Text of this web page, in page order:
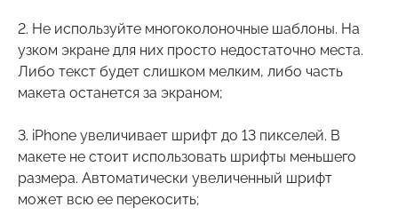
2. Не используйте многоколоночные шаблоны. На
узком экране для них просто недостаточно места.
Либо текст будет слишком мелким, либо часть
макета останется за экраном;
3. iPhone увеличивает шрифт до 13 пикселей. В
макете не стоит использовать шрифты меньшего
размера. Автоматически увеличенный шрифт
может всю ее перекосить;